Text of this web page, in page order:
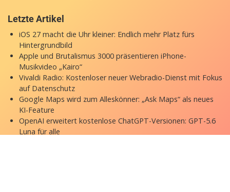
Letzte Artikel
iOS 27 macht die Uhr kleiner: Endlich mehr Platz fürs
Hintergrundbild
Apple und Brutalismus 3000 präsentieren iPhone-
Musikvideo „Kairo“
Vivaldi Radio: Kostenloser neuer Webradio-Dienst mit Fokus
auf Datenschutz
Google Maps wird zum Alleskönner: „Ask Maps“ als neues
KI-Feature
OpenAI erweitert kostenlose ChatGPT-Versionen: GPT-5.6
Luna für alle